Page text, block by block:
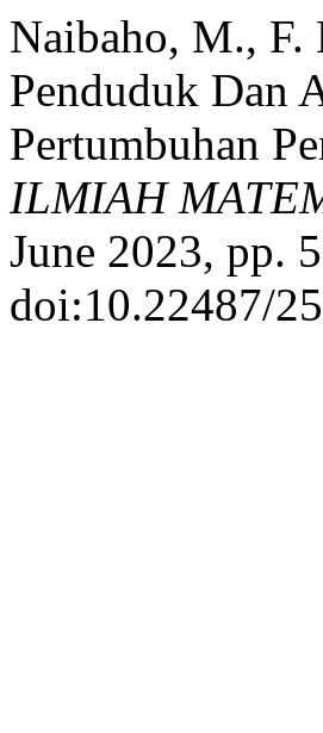
Naibaho, M., F.
Penduduk Dan
Pertumbuhan
ILMIAH
June 2023, pp.
doi:10.22487/